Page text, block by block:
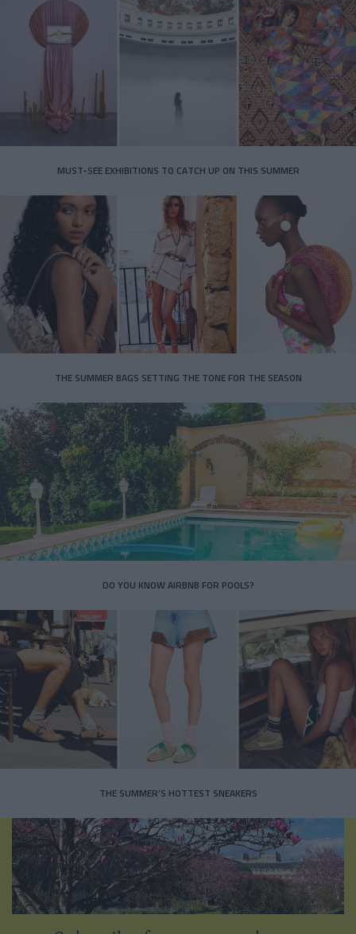
MUST-SEE EXHIBITIONS TO CATCH UP ON THIS SUMMER
THE SUMMER BAGS SETTING THE TONE FOR THE SEASON
DO YOU KNOW AIRBNB FOR POOLS?
THE SUMMER’S HOTTEST SNEAKERS